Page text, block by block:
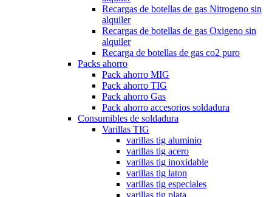
Recargas de botellas de gas Nitrogeno sin
alquiler
Recargas de botellas de gas Oxigeno sin
alquiler
Recarga de botellas de gas co2 puro
Packs ahorro
Pack ahorro MIG
Pack ahorro TIG
Pack ahorro Gas
Pack ahorro accesorios soldadura
Consumibles de soldadura
Varillas TIG
varillas tig aluminio
varillas tig acero
varillas tig inoxidable
varillas tig laton
varillas tig especiales
varillas tig plata